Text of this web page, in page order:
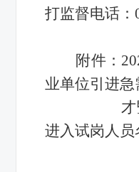
打监督电话：
附件：
业单位引进急
进入试岗人员